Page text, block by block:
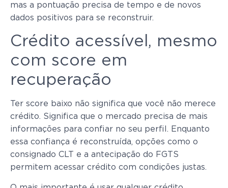
mas a pontuação precisa de tempo e de novos
dados positivos para se reconstruir.
Crédito acessível, mesmo
com score em
recuperação
Ter score baixo não significa que você não merece
crédito. Significa que o mercado precisa de mais
informações para confiar no seu perfil. Enquanto
essa confiança é reconstruída, opções como o
consignado CLT e a antecipação do FGTS
permitem acessar crédito com condições justas.